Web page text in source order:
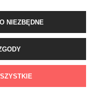
23, 41-708 Ruda Śląska | E-mail:
600 012 159 | TGS Przemysław
276403698
NIEZBĘDNE